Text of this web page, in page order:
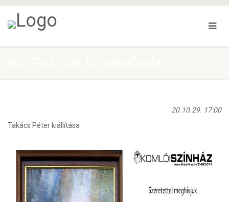
20.10.29. 17:00
Takács Péter kiállítása